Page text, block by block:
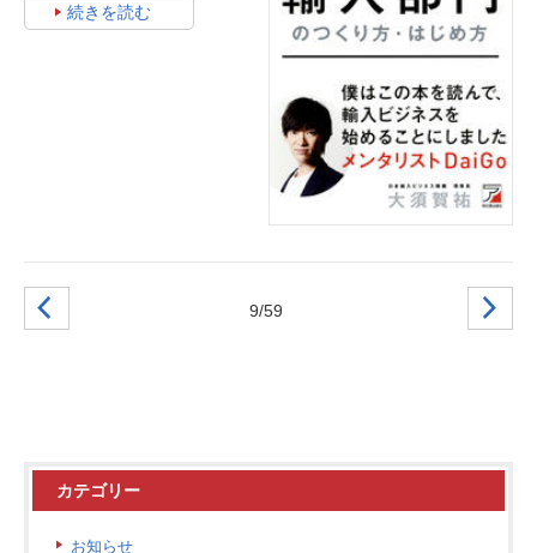
続きを読む
9/59
カテゴリー
お知らせ